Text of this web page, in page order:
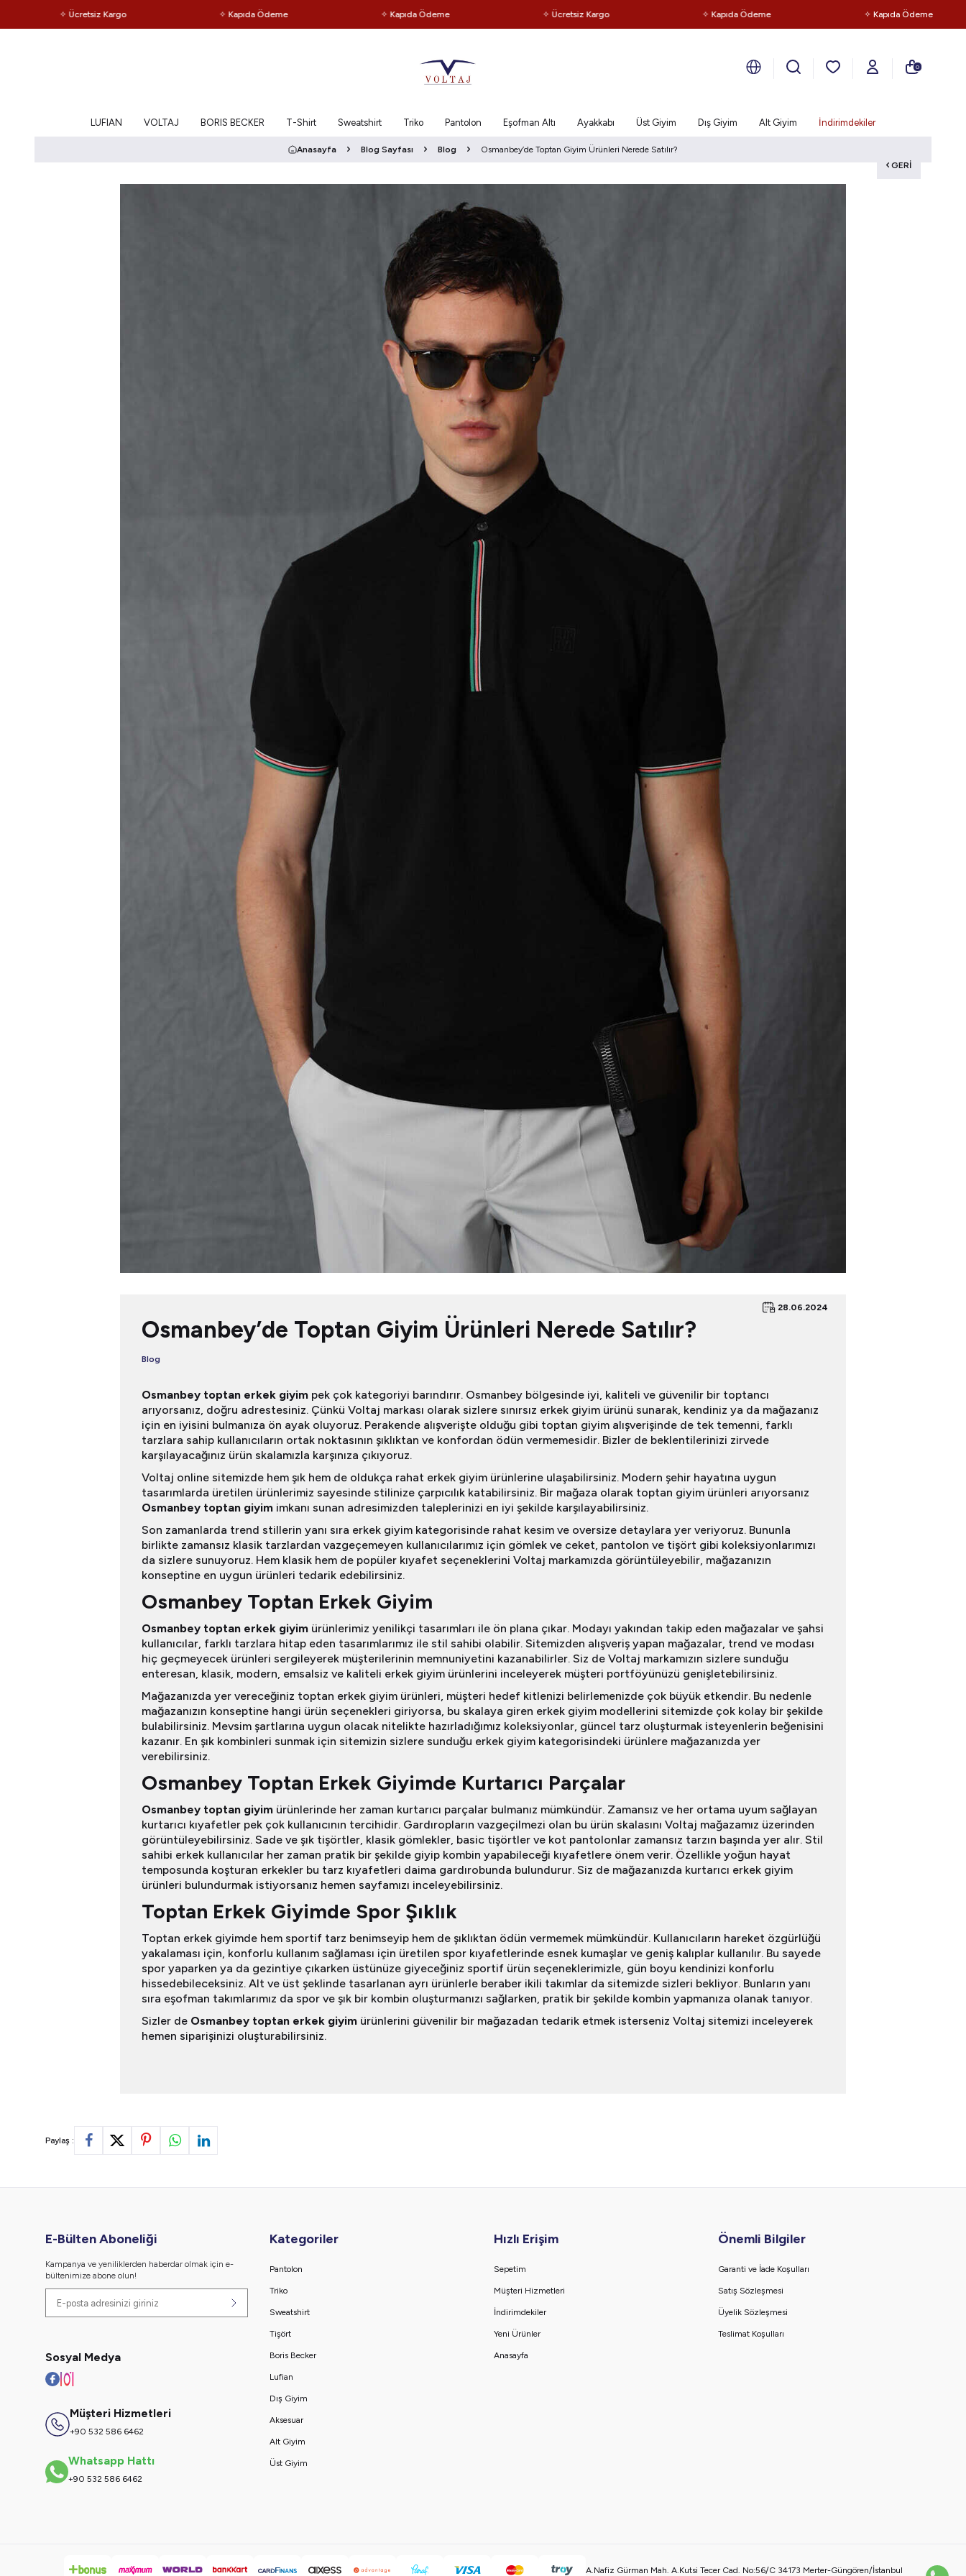
✧ Ücretsiz Kargo ✧ Kapıda Ödeme ✧ Kapıda Ödeme ✧ Ücretsiz Kargo ✧ Kapıda Ödeme ✧ Kapıda Ödeme
0
LUFIAN VOLTAJ BORIS BECKER T-Shirt Sweatshirt Triko Pantolon Eşofman Altı Ayakkabı Üst Giyim Dış Giyim Alt Giyim İndirimdekiler
Anasayfa Blog Sayfası Blog
Osmanbey’de Toptan Giyim Ürünleri Nerede Satılır?
GERI
28.06.2024
Osmanbey’de Toptan Giyim Ürünleri Nerede Satılır?
Blog
Osmanbey toptan erkek giyim pek çok kategoriyi barındırır. Osmanbey bölgesinde iyi, kaliteli ve güvenilir bir toptancı
arıyorsanız, doğru adrestesiniz. Çünkü Voltaj markası olarak sizlere sınırsız erkek giyim ürünü sunarak, kendiniz ya da mağazanız
için en iyisini bulmanıza ön ayak oluyoruz. Perakende alışverişte olduğu gibi toptan giyim alışverişinde de tek temenni, farklı
tarzlara sahip kullanıcıların ortak noktasının şıklıktan ve konfordan ödün vermemesidir. Bizler de beklentilerinizi zirvede
karşılayacağınız ürün skalamızla karşınıza çıkıyoruz.
Voltaj online sitemizde hem şık hem de oldukça rahat erkek giyim ürünlerine ulaşabilirsiniz. Modern şehir hayatına uygun
tasarımlarda üretilen ürünlerimiz sayesinde stilinize çarpıcılık katabilirsiniz. Bir mağaza olarak toptan giyim ürünleri arıyorsanız
Osmanbey toptan giyim imkanı sunan adresimizden taleplerinizi en iyi şekilde karşılayabilirsiniz.
Son zamanlarda trend stillerin yanı sıra erkek giyim kategorisinde rahat kesim ve oversize detaylara yer veriyoruz. Bununla
birlikte zamansız klasik tarzlardan vazgeçemeyen kullanıcılarımız için gömlek ve ceket, pantolon ve tişört gibi koleksiyonlarımızı
da sizlere sunuyoruz. Hem klasik hem de popüler kıyafet seçeneklerini Voltaj markamızda görüntüleyebilir, mağazanızın
konseptine en uygun ürünleri tedarik edebilirsiniz.
Osmanbey Toptan Erkek Giyim
Osmanbey toptan erkek giyim ürünlerimiz yenilikçi tasarımları ile ön plana çıkar. Modayı yakından takip eden mağazalar ve şahsi
kullanıcılar, farklı tarzlara hitap eden tasarımlarımız ile stil sahibi olabilir. Sitemizden alışveriş yapan mağazalar, trend ve modası
hiç geçmeyecek ürünleri sergileyerek müşterilerinin memnuniyetini kazanabilirler. Siz de Voltaj markamızın sizlere sunduğu
enteresan, klasik, modern, emsalsiz ve kaliteli erkek giyim ürünlerini inceleyerek müşteri portföyünüzü genişletebilirsiniz.
Mağazanızda yer vereceğiniz toptan erkek giyim ürünleri, müşteri hedef kitlenizi belirlemenizde çok büyük etkendir. Bu nedenle
mağazanızın konseptine hangi ürün seçenekleri giriyorsa, bu skalaya giren erkek giyim modellerini sitemizde çok kolay bir şekilde
bulabilirsiniz. Mevsim şartlarına uygun olacak nitelikte hazırladığımız koleksiyonlar, güncel tarz oluşturmak isteyenlerin beğenisini
kazanır. En şık kombinleri sunmak için sitemizin sizlere sunduğu erkek giyim kategorisindeki ürünlere mağazanızda yer
verebilirsiniz.
Osmanbey Toptan Erkek Giyimde Kurtarıcı Parçalar
Osmanbey toptan giyim ürünlerinde her zaman kurtarıcı parçalar bulmanız mümkündür. Zamansız ve her ortama uyum sağlayan
kurtarıcı kıyafetler pek çok kullanıcının tercihidir. Gardıropların vazgeçilmezi olan bu ürün skalasını Voltaj mağazamız üzerinden
görüntüleyebilirsiniz. Sade ve şık tişörtler, klasik gömlekler, basic tişörtler ve kot pantolonlar zamansız tarzın başında yer alır. Stil
sahibi erkek kullanıcılar her zaman pratik bir şekilde giyip kombin yapabileceği kıyafetlere önem verir. Özellikle yoğun hayat
temposunda koşturan erkekler bu tarz kıyafetleri daima gardırobunda bulundurur. Siz de mağazanızda kurtarıcı erkek giyim
ürünleri bulundurmak istiyorsanız hemen sayfamızı inceleyebilirsiniz.
Toptan Erkek Giyimde Spor Şıklık
Toptan erkek giyimde hem sportif tarz benimseyip hem de şıklıktan ödün vermemek mümkündür. Kullanıcıların hareket özgürlüğü
yakalaması için, konforlu kullanım sağlaması için üretilen spor kıyafetlerinde esnek kumaşlar ve geniş kalıplar kullanılır. Bu sayede
spor yaparken ya da gezintiye çıkarken üstünüze giyeceğiniz sportif ürün seçeneklerimizle, gün boyu kendinizi konforlu
hissedebileceksiniz. Alt ve üst şeklinde tasarlanan ayrı ürünlerle beraber ikili takımlar da sitemizde sizleri bekliyor. Bunların yanı
sıra eşofman takımlarımız da spor ve şık bir kombin oluşturmanızı sağlarken, pratik bir şekilde kombin yapmanıza olanak tanıyor.
Sizler de Osmanbey toptan erkek giyim ürünlerini güvenilir bir mağazadan tedarik etmek isterseniz Voltaj sitemizi inceleyerek
hemen siparişinizi oluşturabilirsiniz.
Paylaş :
E-Bülten Aboneliği
Kampanya ve yeniliklerden haberdar olmak için e-
bültenimize abone olun!
Sosyal Medya
Müşteri Hizmetleri
+90 532 586 6462
Whatsapp Hattı
+90 532 586 6462
Kategoriler
Pantolon
Triko
Sweatshirt
Tişört
Boris Becker
Lufian
Dış Giyim
Aksesuar
Alt Giyim
Üst Giyim
Hızlı Erişim
Sepetim
Müşteri Hizmetleri
İndirimdekiler
Yeni Ürünler
Anasayfa
Önemli Bilgiler
Garanti ve İade Koşulları
Satış Sözleşmesi
Üyelik Sözleşmesi
Teslimat Koşulları
A.Nafiz Gürman Mah. A.Kutsi Tecer Cad. No:56/C 34173 Merter-Güngören/İstanbul
Size Özel 100 TL İndirim
Fırsatı
ayrıcalıklı fırsatlardan ilk siz haberdar olun.
Email
Şimdi Katıl